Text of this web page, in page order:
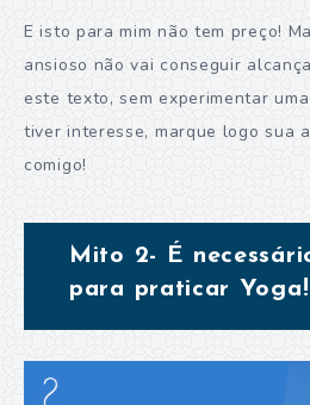
E isto para mim não tem preço!
ansioso não vai conseguir
este texto, sem experimentar
tiver interesse, marque logo sua
comigo!
Mito 2- É
para praticar Yoga!